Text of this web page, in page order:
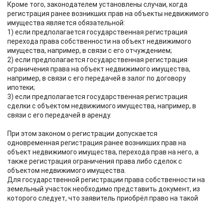
Кроме того, законодателем установлены случаи, когда
регистрация ранее возникших прав на объекты недвижимого
имущества является обязательной:
1) если предполагается государственная регистрация
перехода права собственности на объект недвижимого
имущества, например, в связи с его отчуждением;
2) если предполагается государственная регистрация
ограничения права на объект недвижимого имущества,
например, в связи с его передачей в залог по договору
ипотеки;
3) если предполагается государственная регистрация
сделки с объектом недвижимого имущества, например, в
связи с его передачей в аренду.
При этом законом о регистрации допускается
одновременная регистрация ранее возникших прав на
объект недвижимого имущества, перехода прав на него, а
также регистрация ограничения права либо сделок с
объектом недвижимого имущества.
Для государственной регистрации права собственности на
земельный участок необходимо представить документ, из
которого следует, что заявитель приобрёл право на такой